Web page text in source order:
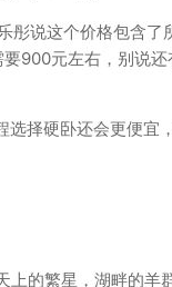
彤说这个价格包含了
900元左右，别说
择硬卧还会更便宜
的繁星，湖畔的羊